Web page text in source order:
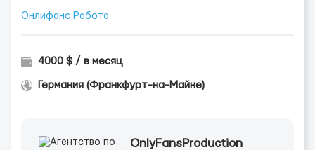
Онлифанс Работа
4000 $ / в месяц
Германия (Франкфурт-на-Майне)
OnlyFansProduction